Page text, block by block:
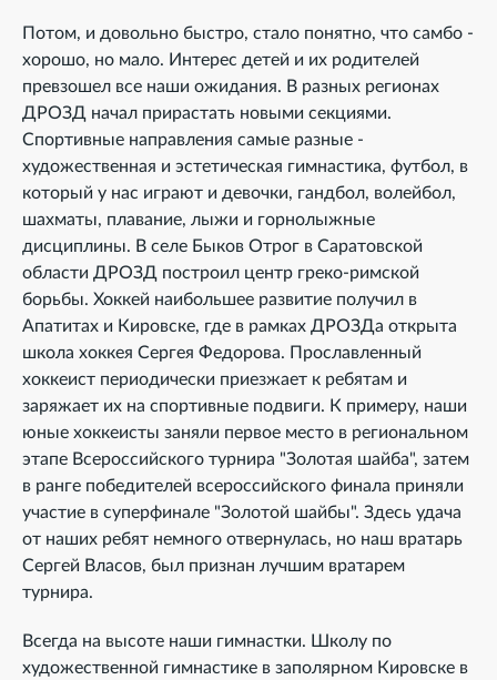
Потом, и довольно быстро, стало понятно, что самбо -
хорошо, но мало. Интерес детей и их родителей
превзошел все наши ожидания. В разных регионах
ДРОЗД начал прирастать новыми секциями.
Спортивные направления самые разные -
художественная и эстетическая гимнастика, футбол, в
который у нас играют и девочки, гандбол, волейбол,
шахматы, плавание, лыжи и горнолыжные
дисциплины. В селе Быков Отрог в Саратовской
области ДРОЗД построил центр греко-римской
борьбы. Хоккей наибольшее развитие получил в
Апатитах и Кировске, где в рамках ДРОЗДа открыта
школа хоккея Сергея Федорова. Прославленный
хоккеист периодически приезжает к ребятам и
заряжает их на спортивные подвиги. К примеру, наши
юные хоккеисты заняли первое место в региональном
этапе Всероссийского турнира "Золотая шайба", затем
в ранге победителей всероссийского финала приняли
участие в суперфинале "Золотой шайбы". Здесь удача
от наших ребят немного отвернулась, но наш вратарь
Сергей Власов, был признан лучшим вратарем
турнира.
Всегда на высоте наши гимнастки. Школу по
художественной гимнастике в заполярном Кировске в